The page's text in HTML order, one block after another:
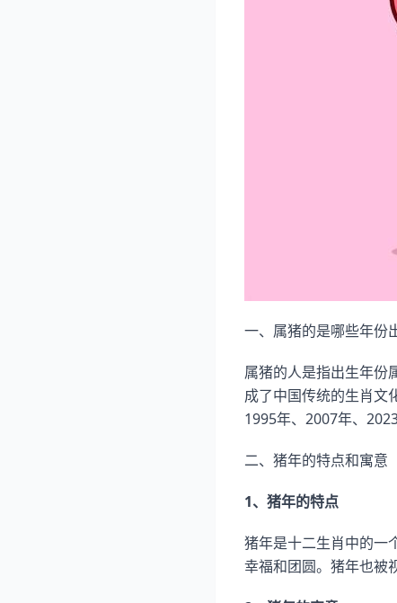
一、属猪的是哪些年份
属猪的人是指出生年份
成了中国传统的生肖文
1995年、2007年、
二、猪年的特点和寓意
1、猪年的特点
猪年是十二生肖中的一
幸福和团圆。猪年也被